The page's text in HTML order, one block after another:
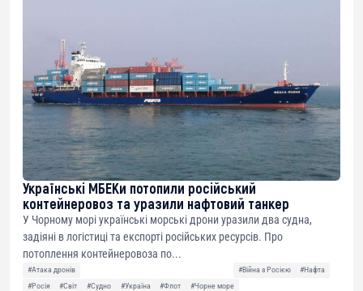
Українські МБЕКи потопили російський
контейнеровоз та уразили нафтовий танкер
У Чорному морі українські морські дрони уразили два судна,
задіяні в логістиці та експорті російських ресурсів. Про
потоплення контейнеровоза по...
#Атака дронів #Війна з Росією
#Нафта
#Росія
#Світ #Судно #Україна #Флот
#Чорне море